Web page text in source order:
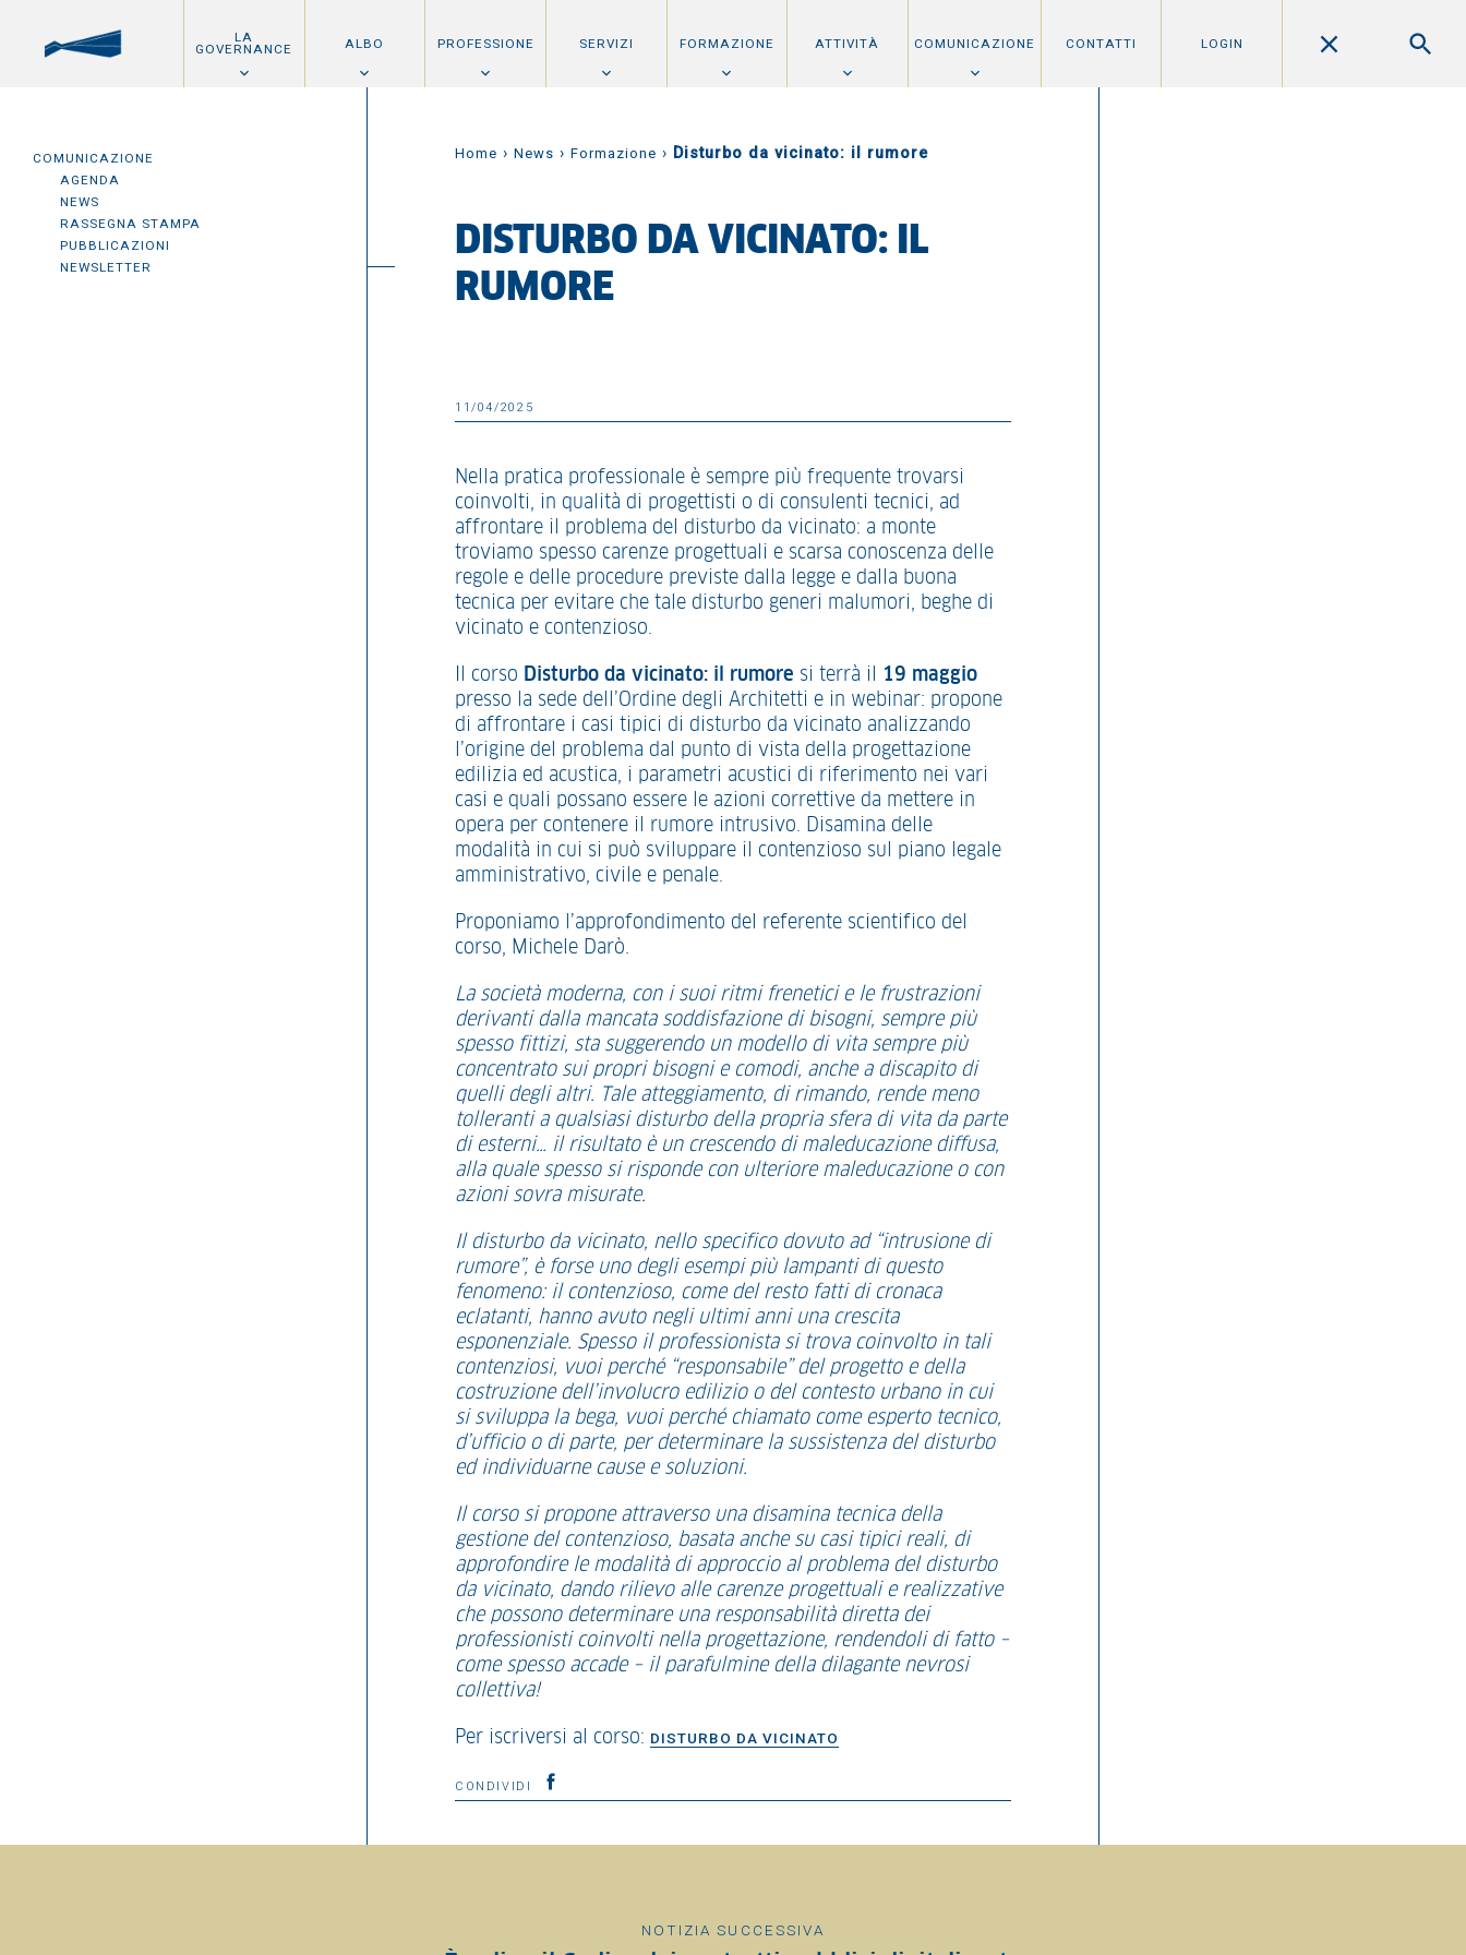
LA
GOVERNANCE ALBO PROFESSIONE SERVIZI FORMAZIONE ATTIVITÀ COMUNICAZIONE CONTATTI LOGIN
COMUNICAZIONE
AGENDA
NEWS
RASSEGNA STAMPA
PUBBLICAZIONI
NEWSLETTER
Home › News › Formazione › Disturbo da vicinato: il rumore
DISTURBO DA VICINATO: IL
RUMORE
11/04/2025
Nella pratica professionale è sempre più frequente trovarsi
coinvolti, in qualità di progettisti o di consulenti tecnici, ad
affrontare il problema del disturbo da vicinato: a monte
troviamo spesso carenze progettuali e scarsa conoscenza delle
regole e delle procedure previste dalla legge e dalla buona
tecnica per evitare che tale disturbo generi malumori, beghe di
vicinato e contenzioso.
Il corso Disturbo da vicinato: il rumore si terrà il
19 maggio
presso la sede dell’Ordine degli Architetti e in webinar: propone
di affrontare i casi tipici di disturbo da vicinato analizzando
l’origine del problema dal punto di vista della progettazione
edilizia ed acustica, i parametri acustici di riferimento nei vari
casi e quali possano essere le azioni correttive da mettere in
opera per contenere il rumore intrusivo. Disamina delle
modalità in cui si può sviluppare il contenzioso sul piano legale
amministrativo, civile e penale.
Proponiamo l’approfondimento del referente scientifico del
corso, Michele Darò.
La società moderna, con i suoi ritmi frenetici e le frustrazioni
derivanti dalla mancata soddisfazione di bisogni, sempre più
spesso fittizi, sta suggerendo un modello di vita sempre più
concentrato sui propri bisogni e comodi, anche a discapito di
quelli degli altri. Tale atteggiamento, di rimando, rende meno
tolleranti a qualsiasi disturbo della propria sfera di vita da parte
di esterni… il risultato è un crescendo di maleducazione diffusa,
alla quale spesso si risponde con ulteriore maleducazione o con
azioni sovra misurate.
Il disturbo da vicinato, nello specifico dovuto ad “intrusione di
rumore”, è forse uno degli esempi più lampanti di questo
fenomeno: il contenzioso, come del resto fatti di cronaca
eclatanti, hanno avuto negli ultimi anni una crescita
esponenziale. Spesso il professionista si trova coinvolto in tali
contenziosi, vuoi perché “responsabile” del progetto e della
costruzione dell’involucro edilizio o del contesto urbano in cui
si sviluppa la bega, vuoi perché chiamato come esperto tecnico,
d’ufficio o di parte, per determinare la sussistenza del disturbo
ed individuarne cause e soluzioni.
Il corso si propone attraverso una disamina tecnica della
gestione del contenzioso, basata anche su casi tipici reali, di
approfondire le modalità di approccio al problema del disturbo
da vicinato, dando rilievo alle carenze progettuali e realizzative
che possono determinare una responsabilità diretta dei
professionisti coinvolti nella progettazione, rendendoli di fatto –
come spesso accade – il parafulmine della dilagante nevrosi
collettiva!
Per iscriversi al corso: DISTURBO DA VICINATO
CONDIVIDI
NOTIZIA SUCCESSIVA